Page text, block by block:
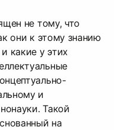
не тому, что
они к этому знанию
какие у этих
и
Такой
на